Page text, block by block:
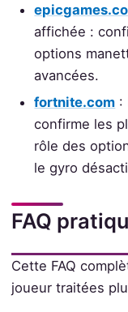
affichée :
options
avancées.
fortnite.com :
confirme les
rôle des
le gyro
FAQ
Cette FAQ
joueur traitées